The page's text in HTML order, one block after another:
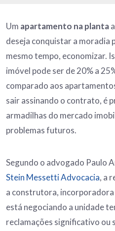
Um apartamento na planta
deseja conquistar a moradia
mesmo tempo, economizar.
imóvel pode ser de 20% a
comparado aos
sair assinando o contrato, é
armadilhas do mercado
problemas futuros.
Segundo o advogado Paulo
Stein Messetti Advocacia, a
a construtora, incorporadora
está negociando a unidade
reclamações significativo ou